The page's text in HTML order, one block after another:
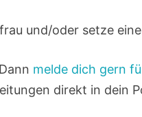
und/oder setze
Dann melde dich gern
direkt in dein